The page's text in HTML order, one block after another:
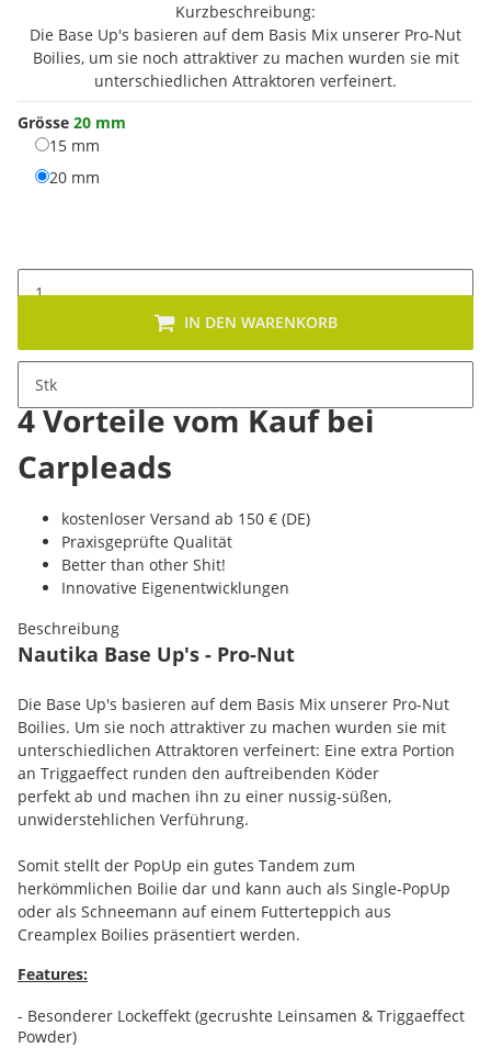
Kurzbeschreibung:
Die Base Up's basieren auf dem Basis Mix unserer Pro-Nut
Boilies, um sie noch attraktiver zu machen wurden sie mit
unterschiedlichen Attraktoren verfeinert.
Grösse 20 mm
15 mm
20 mm
Stk
IN DEN WARENKORB
4 Vorteile vom Kauf bei
Carpleads
kostenloser Versand ab 150 € (DE)
Praxisgeprüfte Qualität
Better than other Shit!
Innovative Eigenentwicklungen
Beschreibung
Nautika Base Up's - Pro-Nut
Die Base Up's basieren auf dem Basis Mix unserer Pro-Nut
Boilies. Um sie noch attraktiver zu machen wurden sie mit
unterschiedlichen Attraktoren verfeinert: Eine extra Portion
an Triggaeffect runden den auftreibenden Köder
perfekt ab und machen ihn zu einer nussig-süßen,
unwiderstehlichen Verführung.
Somit stellt der PopUp ein gutes Tandem zum
herkömmlichen Boilie dar und kann auch als Single-PopUp
oder als Schneemann auf einem Futterteppich aus
Creamplex Boilies präsentiert werden.
Features:
- Besonderer Lockeffekt (gecrushte Leinsamen & Triggaeffect
Powder)